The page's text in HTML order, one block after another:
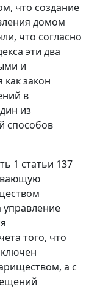
что создание
домом
что согласно
эти два
и
закон
в
из
способов
1 статьи 137
управление
того, что
а с